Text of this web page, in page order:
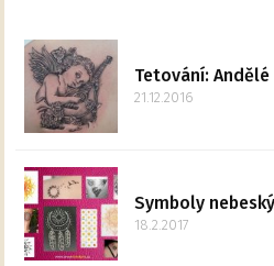
Tetování:
21.12.2016
Symboly
18.2.2017